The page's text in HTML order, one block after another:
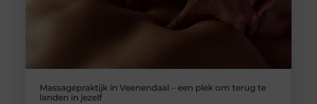
Massagepraktijk in Veenendaal – een plek om terug te
landen in jezelf